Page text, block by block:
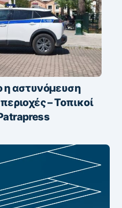
η αστυνόμευση
– Τοπικοί